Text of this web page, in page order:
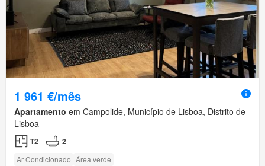
1 961 €/mês
Apartamento em Campolide, Município de Lisboa, Distrito de
Lisboa
T2 2
Ar Condicionado Área verde